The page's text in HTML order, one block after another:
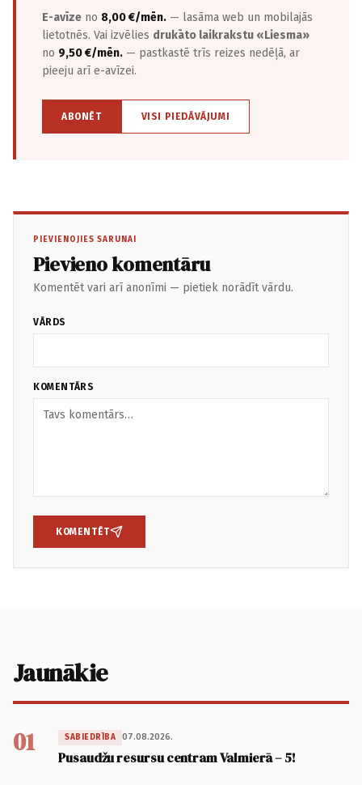
E-avīze no 8,00 €/mēn. — lasāma web un mobilajās
lietotnēs. Vai izvēlies drukāto laikrakstu «Liesma»
no 9,50 €/mēn. — pastkastē trīs reizes nedēļā, ar
pieeju arī e-avīzei.
ABONĒT VISI PIEDĀVĀJUMI
PIEVIENOJIES SARUNAI
Pievieno komentāru
Komentēt vari arī anonīmi — pietiek norādīt vārdu.
VĀRDS
KOMENTĀRS
KOMENTĒT
Jaunākie
01 SABIEDRĪBA 07.08.2026.
Pusaudžu resursu centram Valmierā – 5!